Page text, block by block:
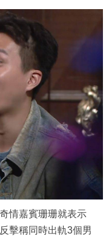
情嘉賓珊珊就表示
擊稱同時出軌3個男